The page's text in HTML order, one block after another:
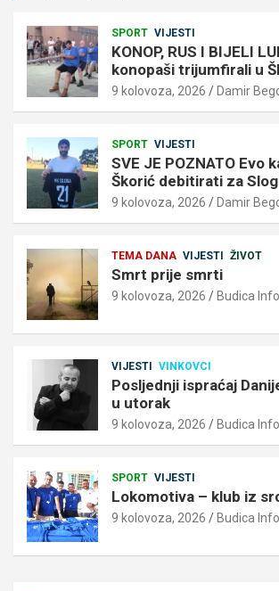
SPORT VIJESTI
KONOP, RUS I BIJELI
konopaši trijumfirali u
9 kolovoza, 2026 Damir
SPORT VIJESTI
SVE JE POZNATO Evo
Škorić debitirati za
9 kolovoza, 2026 Damir
TEMA DANA VIJESTI ŽIVOT
Smrt prije smrti
9 kolovoza, 2026 Budica Info
VIJESTI VINKOVCI
Posljednji ispraćaj
u utorak
9 kolovoza, 2026 Budica Info
SPORT VIJESTI
Lokomotiva – klub iz
9 kolovoza, 2026 Budica Info